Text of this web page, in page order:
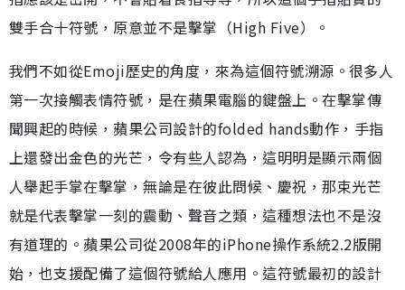
雙手合十符號，原意並不是擊掌（High Five）。
我們不如從Emoji歷史的角度，來為這個符號溯源。很多人
第一次接觸表情符號，是在蘋果電腦的鍵盤上。在擊掌傳
聞興起的時候，蘋果公司設計的folded hands動作，手指
上還發出金色的光芒，令有些人認為，這明明是顯示兩個
人舉起手掌在擊掌，無論是在彼此問候、慶祝，那束光芒
就是代表擊掌一刻的震動、聲音之類，這種想法也不是沒
有道理的。蘋果公司從2008年的iPhone操作系統2.2版開
始，也支援配備了這個符號給人應用。這符號最初的設計